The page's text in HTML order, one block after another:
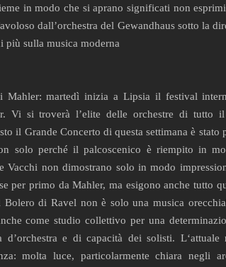
in modo che si aprano significati non
dall’orchestra del Gewandhaus sotto la
più sulla musica moderna
Mahler: martedì inizia a Lipsia il festival
Vi si troverà l’elite delle orchestre di tutto
il Grande Concerto di questa settimana è stato
solo perché il palcoscenico è riempito in
Vacchi non dimostrano solo in modo
per primo da Mahler, ma esigono anche tutto
di Ravel non è solo una musica
come studio collettivo per una
e di capacità dei solisti. L‘attuale
molta luce, particolarmente chiara negli